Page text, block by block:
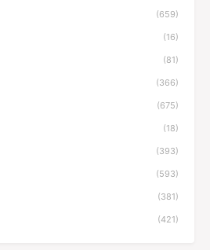
(659)
(16)
(81)
(366)
(675)
(18)
(393)
(593)
(381)
(421)